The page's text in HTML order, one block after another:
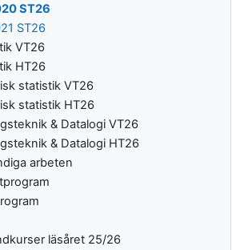
ST26
ST26
VT26
HT26
statistik VT26
statistik HT26
& Datalogi VT26
& Datalogi HT26
arbeten
läsåret 25/26